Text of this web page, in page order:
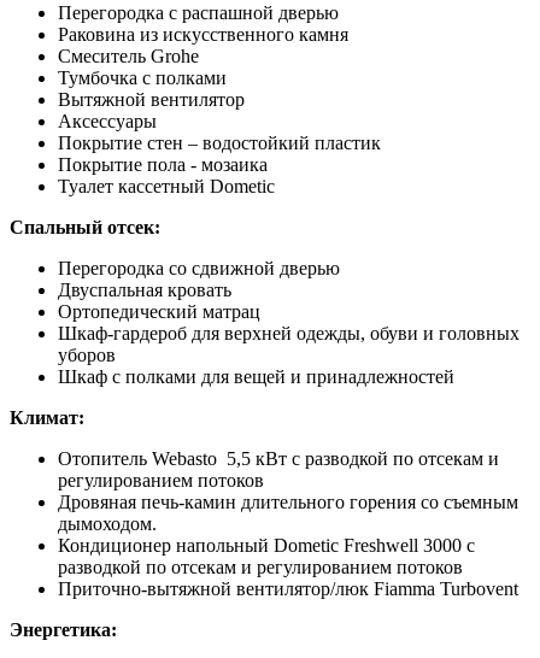
Перегородка с распашной дверью
Раковина из искусственного камня
Смеситель Grohe
Тумбочка с полками
Вытяжной вентилятор
Аксессуары
Покрытие стен – водостойкий пластик
Покрытие пола - мозаика
Туалет кассетный Dometic
Спальный отсек:
Перегородка со сдвижной дверью
Двуспальная кровать
Ортопедический матрац
Шкаф-гардероб для верхней одежды, обуви и головных
уборов
Шкаф с полками для вещей и принадлежностей
Климат:
Отопитель Webasto 5,5 кВт c разводкой по отсекам и
регулированием потоков
Дровяная печь-камин длительного горения со съемным
дымоходом.
Кондиционер напольный Dometic Freshwell 3000 c
разводкой по отсекам и регулированием потоков
Приточно-вытяжной вентилятор/люк Fiamma Turbovent
Энергетика: